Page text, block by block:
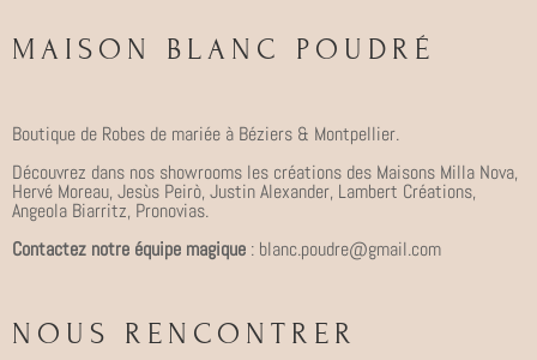
MAISON BLANC POUDRÉ
Boutique de Robes de mariée à Béziers & Montpellier.
Découvrez dans nos showrooms les créations des Maisons Milla Nova,
Hervé Moreau, Jesùs Peirò, Justin Alexander, Lambert Créations,
Angeola Biarritz, Pronovias.
Contactez notre équipe magique : blanc.poudre@gmail.com
NOUS RENCONTRER